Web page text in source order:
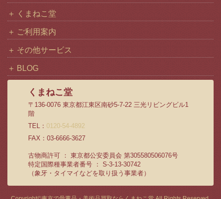
くまねこ堂
ご利用案内
その他サービス
BLOG
くまねこ堂
〒136-0076 東京都江東区南砂5-7-22 三光リビングビル1
階
TEL： 0120-54-4892
FAX：03-6666-3627
古物商許可 ： 東京都公安委員会 第305580506076号
特定国際種事業者番号 ： S-3-13-30742
（象牙・タイマイなどを取り扱う事業者）